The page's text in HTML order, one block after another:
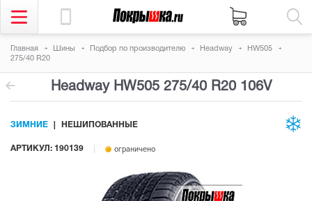
Главная Шины Подбор по производителю Headway
HW505
275/40 R20
Headway HW505 275/40 R20 106V
АРТИКУЛ: 190139 ограничено
ЗИМНИЕ НЕШИПОВАННЫЕ